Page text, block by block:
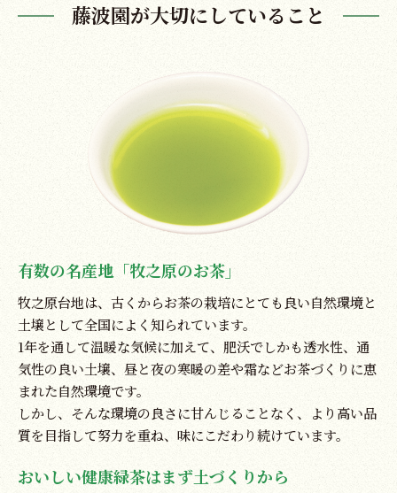
藤波園が大切にしていること
有数の名産地「牧之原のお茶」
牧之原台地は、古くからお茶の栽培にとても良い自然環境と
土壌として全国によく知られています。
1年を通して温暖な気候に加えて、肥沃でしかも透水性、通
気性の良い土壌、昼と夜の寒暖の差や霜などお茶づくりに恵
まれた自然環境です。
しかし、そんな環境の良さに甘んじることなく、より高い品
質を目指して努力を重ね、味にこだわり続けています。
おいしい健康緑茶はまず土づくりから